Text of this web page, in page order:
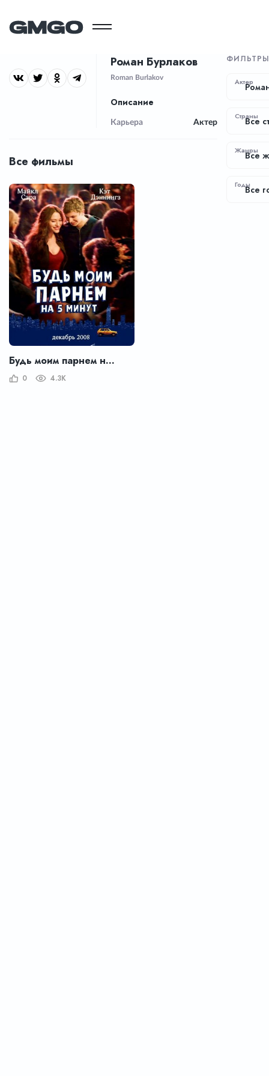
Роман Бурлаков
Roman Burlakov
Описание
Карьера Актер
Все фильмы
Будь моим парнем на пять минут
0 4.3K
ФИЛЬТРЫ
Актер
Страны
Все
Жанры
Все
ГодыВсе